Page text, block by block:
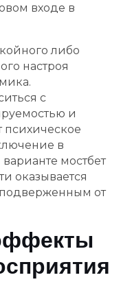
входе в
либо
настроя
с
и
психическое
в
мостбет
оказывается
от